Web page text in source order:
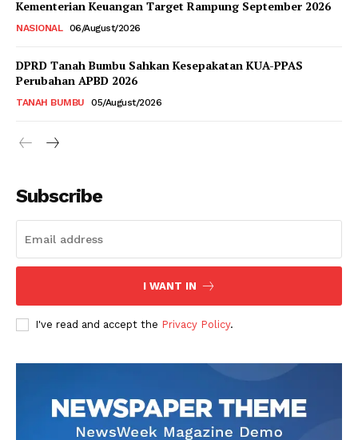
Kementerian Keuangan Target Rampung September 2026
NASIONAL 06/August/2026
DPRD Tanah Bumbu Sahkan Kesepakatan KUA-PPAS
Perubahan APBD 2026
TANAH BUMBU 05/August/2026
Subscribe
I WANT IN
I've read and accept the Privacy Policy.